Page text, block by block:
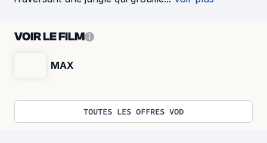
VOIR LE FILM
MAX
TOUTES LES OFFRES VOD